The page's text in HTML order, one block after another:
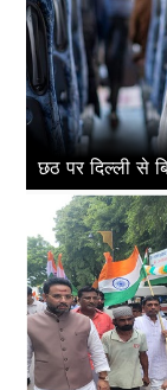
छठ पर दिल्ली से